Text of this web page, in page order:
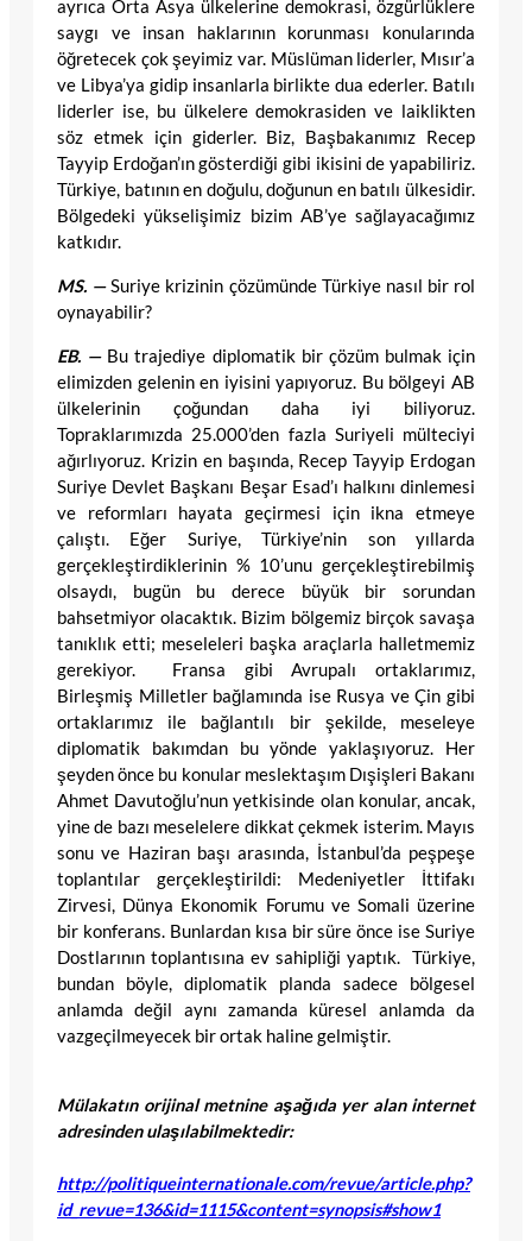
ayrıca Orta Asya ülkelerine demokrasi, özgürlüklere
saygı ve insan haklarının korunması konularında
öğretecek çok şeyimiz var. Müslüman liderler, Mısır’a
ve Libya’ya gidip insanlarla birlikte dua ederler. Batılı
liderler ise, bu ülkelere demokrasiden ve laiklikten
söz etmek için giderler. Biz, Başbakanımız Recep
Tayyip Erdoğan’ın gösterdiği gibi ikisini de yapabiliriz.
Türkiye, batının en doğulu, doğunun en batılı ülkesidir.
Bölgedeki yükselişimiz bizim AB’ye sağlayacağımız
katkıdır.
MS. —Suriye krizinin çözümünde Türkiye nasıl bir rol
oynayabilir?
EB. —Bu trajediye diplomatik bir çözüm bulmak için
elimizden gelenin en iyisini yapıyoruz. Bu bölgeyi AB
ülkelerinin çoğundan daha iyi biliyoruz.
Topraklarımızda 25.000’den fazla Suriyeli mülteciyi
ağırlıyoruz. Krizin en başında, Recep Tayyip Erdogan
Suriye Devlet Başkanı Beşar Esad’ı halkını dinlemesi
ve reformları hayata geçirmesi için ikna etmeye
çalıştı. Eğer Suriye, Türkiye’nin son yıllarda
gerçekleştirdiklerinin % 10’unu gerçekleştirebilmiş
olsaydı, bugün bu derece büyük bir sorundan
bahsetmiyor olacaktık. Bizim bölgemiz birçok savaşa
tanıklık etti; meseleleri başka araçlarla halletmemiz
gerekiyor. Fransa gibi Avrupalı ortaklarımız,
Birleşmiş Milletler bağlamında ise Rusya ve Çin gibi
ortaklarımız ile bağlantılı bir şekilde, meseleye
diplomatik bakımdan bu yönde yaklaşıyoruz. Her
şeyden önce bu konular meslektaşım Dışişleri Bakanı
Ahmet Davutoğlu’nun yetkisinde olan konular, ancak,
yine de bazı meselelere dikkat çekmek isterim. Mayıs
sonu ve Haziran başı arasında, İstanbul’da peşpeşe
toplantılar gerçekleştirildi: Medeniyetler İttifakı
Zirvesi, Dünya Ekonomik Forumu ve Somali üzerine
bir konferans. Bunlardan kısa bir süre önce ise Suriye
Dostlarının toplantısına ev sahipliği yaptık. Türkiye,
bundan böyle, diplomatik planda sadece bölgesel
anlamda değil aynı zamanda küresel anlamda da
vazgeçilmeyecek bir ortak haline gelmiştir.
Mülakatın orijinal metnine aşağıda yer alan internet
adresinden ulaşılabilmektedir:
http://politiqueinternationale.com/revue/article.php?
id_revue=136&id=1115&content=synopsis#show1